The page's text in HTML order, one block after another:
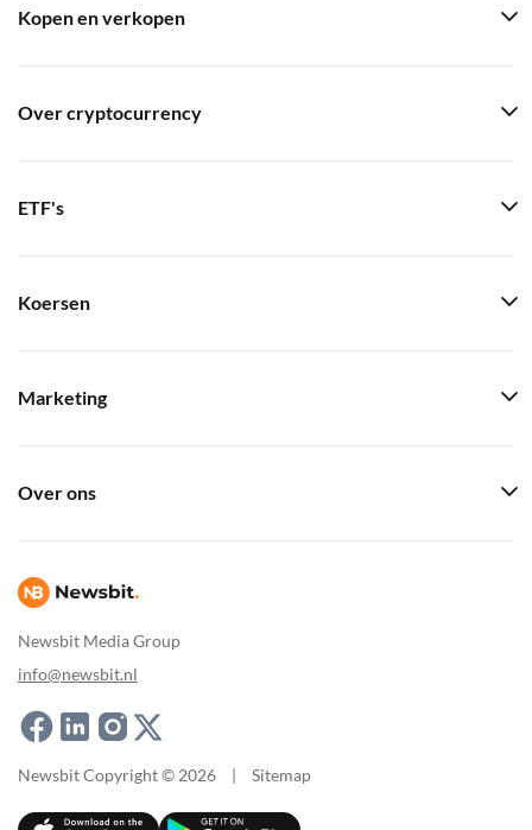
Newsbit Media Group
info@newsbit.nl
Kopen en verkopen
Over cryptocurrency
ETF's
Koersen
Marketing
Over ons
Newsbit Copyright © 2026 | Sitemap